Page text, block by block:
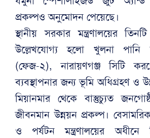
প্রকল্পও অনুমোদন পেয়েছে।
স্থানীয় সরকার মন্ত্রণালয়ের
উল্লেখযোগ্য হলো খুলনা পানি
(ফেজ-২), নারায়ণগঞ্জ সিটি
ব্যবস্থাপনার জন্য ভূমি অধিগ্রহণ ও
মিয়ানমার থেকে বাস্তুচ্যুত
জীবনমান উন্নয়ন প্রকল্প।
ও পর্যটন মন্ত্রণালয়ের অধীনে